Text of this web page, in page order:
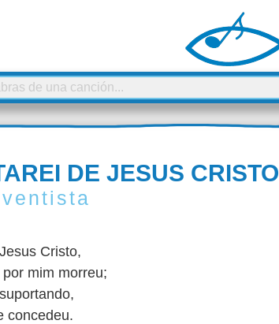
DE JESUS CRISTO
Cristo,
mim morreu;
concedeu.